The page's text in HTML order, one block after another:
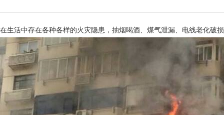
在生活中存在各种各样的火灾隐患，抽烟喝酒、煤气泄漏、电线老化破